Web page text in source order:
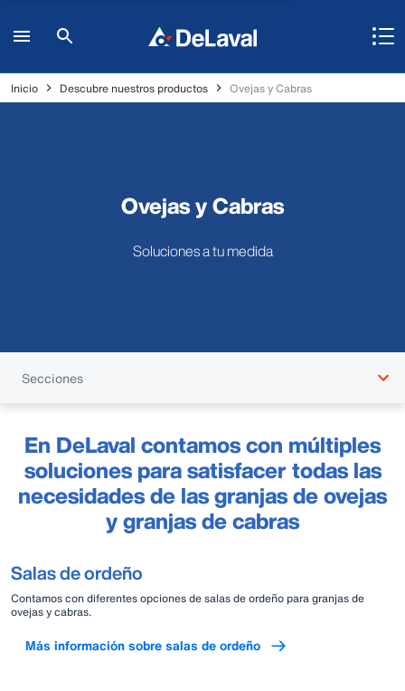
Inicio Descubre nuestros productos Ovejas y Cabras
Ovejas y Cabras
Soluciones a tu medida
Secciones
En DeLaval contamos con múltiples
soluciones para satisfacer todas las
necesidades de las granjas de ovejas
y granjas de cabras
Salas de ordeño
Contamos con diferentes opciones de salas de ordeño para granjas de
ovejas y cabras.
Más información sobre salas de ordeño